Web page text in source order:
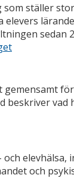
ställer
sedan
vad
och